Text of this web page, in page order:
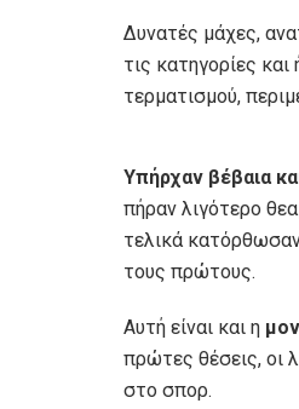
Δυνατές μάχες,
τις κατηγορίες
τερματισμού,
Υπήρχαν βέβαια
πήραν λιγότερο
τελικά
τους πρώτους.
Αυτή είναι και η
πρώτες θέσεις, οι
στο σπορ.